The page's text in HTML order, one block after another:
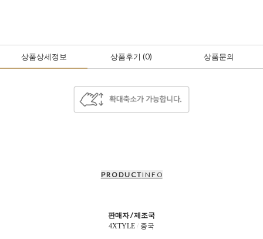
상품상세정보 상품후기 (0) 상품문의
P R O D U C TI N F O
판매자 / 제조국
4XTYLE / 중국